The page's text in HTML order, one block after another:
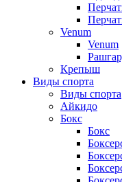
Venum
Venum
Крепыш
Виды спорта
Виды спорта
Айкидо
Бокс
Бокс